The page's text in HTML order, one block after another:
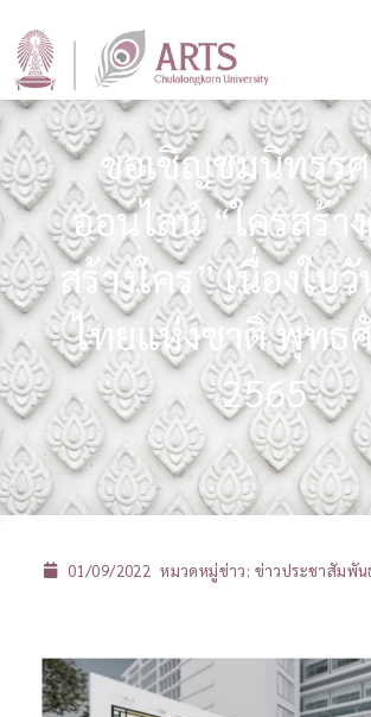
ขอเชิญชมนิทรร
ออนไลน์ “ใครสร้า
สร้างใคร” เนื่องใน
ไทยแห่งชาติ พุทธ
2565
01/09/2022 หมวดหมู่ข่าว: ข่าวประชาสัมพัน